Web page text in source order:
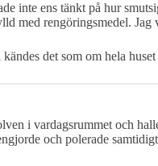
inte ens tänkt på hur
med rengöringsmedel.
det som om hela
i vardagsrummet och
och polerade